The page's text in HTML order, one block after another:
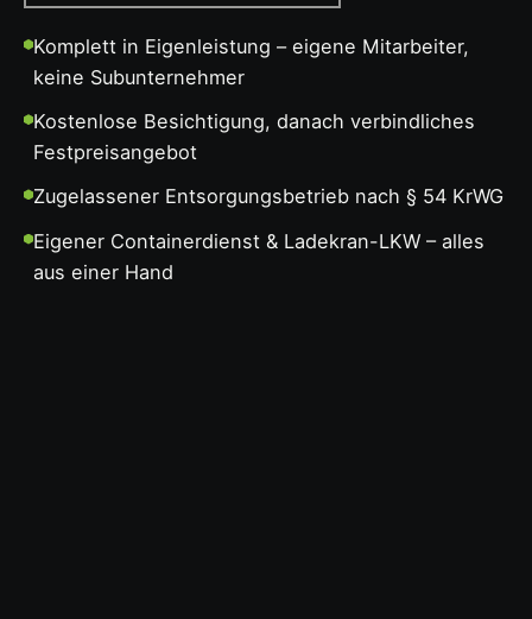
Komplett in Eigenleistung – eigene Mitarbeiter,
keine Subunternehmer
Kostenlose Besichtigung, danach verbindliches
Festpreisangebot
Zugelassener Entsorgungsbetrieb nach § 54 KrWG
Eigener Containerdienst & Ladekran-LKW – alles
aus einer Hand